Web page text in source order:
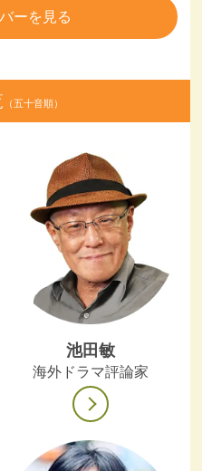
ーを見る
（五十音順）
池田敏
海外ドラマ評論家